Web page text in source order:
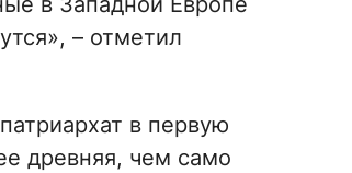
– отметил
в первую
древняя, чем само